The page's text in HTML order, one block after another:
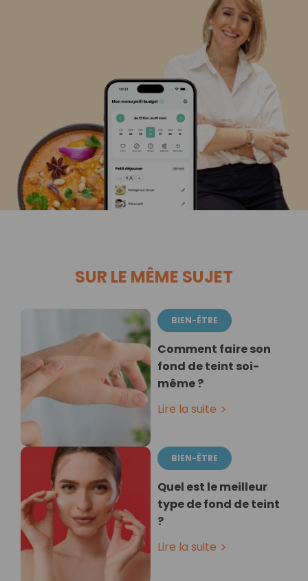
SUR LE MÊME SUJET
BIEN-ÊTRE
Comment faire son
fond de teint soi-
même ?
Lire la suite
BIEN-ÊTRE
Quel est le meilleur
type de fond de teint
?
Lire la suite